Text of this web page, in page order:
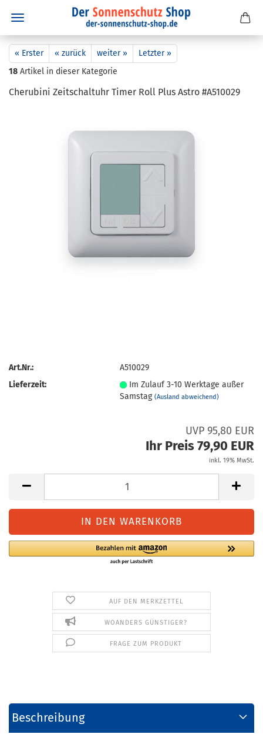
« Erster « zurück weiter »
Letzter »
18 Artikel in dieser Kategorie
Che­ru­bi­ni Zeit­schalt­uhr Timer Roll Plus Astro #A510029
Art.Nr.:
A510029
Lieferzeit:
Im Zulauf 3-10 Werktage außer
Samstag(Ausland abweichend)
UVP 95,80 EUR
Ihr Preis 79,90 EUR
inkl. 19% MwSt.
AUF DEN MERKZETTEL
WOANDERS GÜNSTIGER?
FRAGE ZUM PRODUKT
Beschreibung